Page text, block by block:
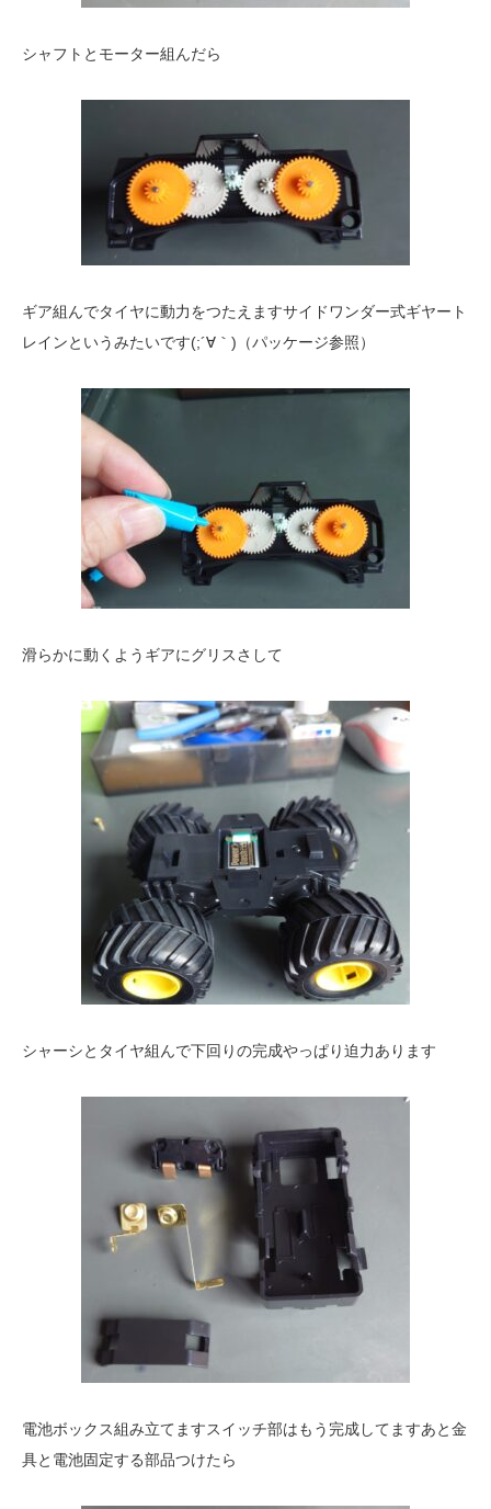
シャフトとモーター組んだら
ギア組んでタイヤに動力をつたえますサイドワンダー式ギヤート
レインというみたいです(;´∀｀)（パッケージ参照）
滑らかに動くようギアにグリスさして
シャーシとタイヤ組んで下回りの完成やっぱり迫力あります
電池ボックス組み立てますスイッチ部はもう完成してますあと金
具と電池固定する部品つけたら